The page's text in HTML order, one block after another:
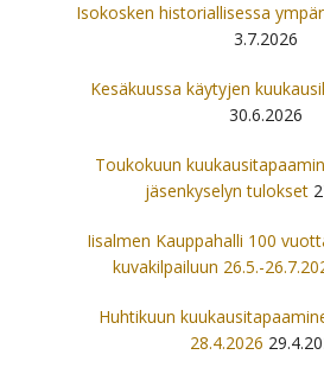
Isokosken historiallisessa
3.7.2026
Kesäkuussa käytyjen
30.6.2026
Toukokuun
jäsenkyselyn tulokset
Iisalmen Kauppahalli 100
kuvakilpailuun 26.5.-
Huhtikuun
28.4.2026